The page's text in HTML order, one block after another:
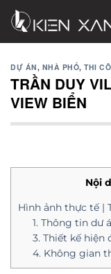
Chuyển
đến
DỰ ÁN, NHÀ PHỐ,THI
TRẦN DUY
VIEW BIỂN
Nội
Hình ảnh thực tế |
1. Thông tin dư
3. Thiết kế hiện
4. Không gian